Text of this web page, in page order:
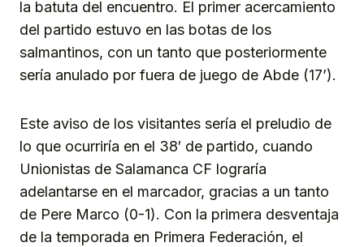
la batuta del encuentro. El primer acercamiento
del partido estuvo en las botas de los
salmantinos, con un tanto que posteriormente
sería anulado por fuera de juego de Abde (17’).
Este aviso de los visitantes sería el preludio de
lo que ocurriría en el 38′ de partido, cuando
Unionistas de Salamanca CF lograría
adelantarse en el marcador, gracias a un tanto
de Pere Marco (0-1). Con la primera desventaja
de la temporada en Primera Federación, el